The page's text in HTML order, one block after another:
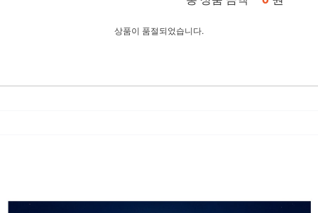
상품이 품절되었습니다.